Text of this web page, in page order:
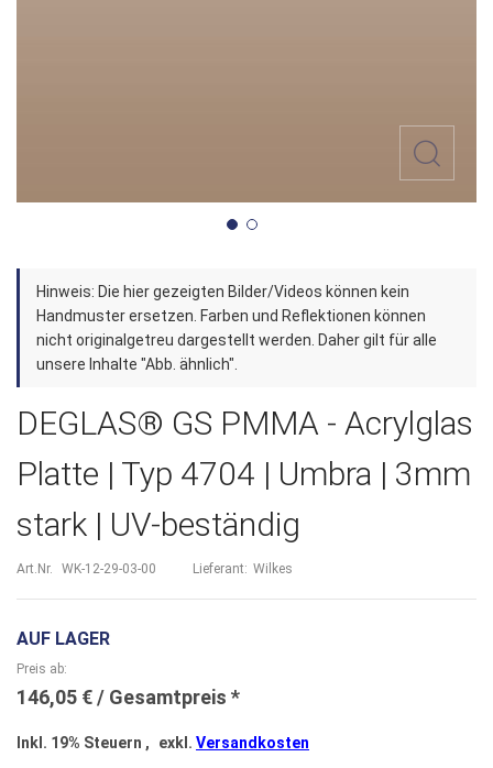
Zum
Anfang
der
Bildergalerie
Hinweis: Die hier gezeigten Bilder/Videos können kein
Handmuster ersetzen. Farben und Reflektionen können
nicht originalgetreu dargestellt werden. Daher gilt für alle
unsere Inhalte "Abb. ähnlich".
DEGLAS® GS PMMA - Acrylglas
Platte | Typ 4704 | Umbra | 3mm
stark | UV-beständig
Art.Nr. WK-12-29-03-00 Lieferant: Wilkes
AUF LAGER
Preis ab
146,05 €
Inkl. 19% Steuern , exkl. Versandkosten